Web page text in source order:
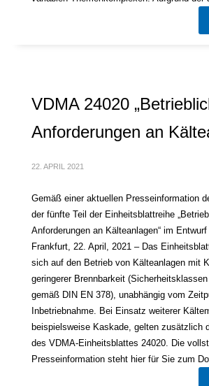
VDMA 24020
Anforderungen an
22. APRIL 2021
Gemäß einer aktuellen Presseinformation
der fünfte Teil der Einheitsblattreihe
Anforderungen an Kälteanlagen“ im
Frankfurt, 22. April, 2021 – Das
sich auf den Betrieb von Kälteanlagen mit
geringerer Brennbarkeit (Sicherheitsklassen
gemäß DIN EN 378), unabhängig vom
Inbetriebnahme. Bei Einsatz weiterer
beispielsweise Kaskade, gelten zusätzlich
des VDMA-Einheitsblattes 24020. Die
Presseinformation steht hier für Sie zum